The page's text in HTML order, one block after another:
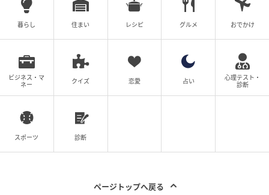
暮らし 住まい レシピ グルメ おでかけ
ビジネス・マ
ネー
クイズ 恋愛 占い
心理テスト・
診断
スポーツ 診断
ページトップへ戻る